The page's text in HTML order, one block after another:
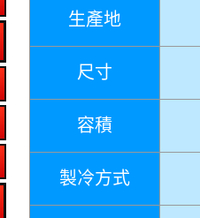
生產地
尺寸
容積
製冷方式